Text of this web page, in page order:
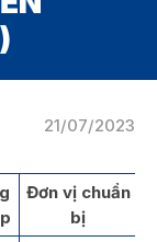
21/07/2023
Đơn vị chuẩn
bị